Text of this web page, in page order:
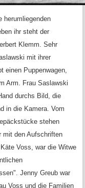
herumliegenden
ihr steht der
Klemm. Sehr
mit ihrer
einen Puppenwagen,
Arm. Frau Saslawski
durchs Bild, die
in die Kamera. Vom
stehen
mit den Aufschriften
Voss, war die Witwe
Jenny Greub war
Voss und die Familien